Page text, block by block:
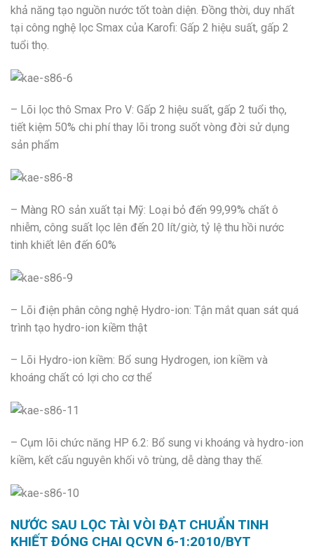
khả năng tạo nguồn nước tốt toàn diện. Đồng thời, duy nhất
tại công nghệ lọc Smax của Karofi: Gấp 2 hiệu suất, gấp 2
tuổi thọ.
– Lõi lọc thô Smax Pro V: Gấp 2 hiệu suất, gấp 2 tuổi thọ,
tiết kiệm 50% chi phí thay lõi trong suốt vòng đời sử dụng
sản phẩm
– Màng RO sản xuất tại Mỹ: Loại bỏ đến 99,99% chất ô
nhiễm, công suất lọc lên đến 20 lít/giờ, tỷ lệ thu hồi nước
tinh khiết lên đến 60%
– Lõi điện phân công nghệ Hydro-ion: Tận mắt quan sát quá
trình tạo hydro-ion kiềm thật
– Lõi Hydro-ion kiềm: Bổ sung Hydrogen, ion kiềm và
khoáng chất có lợi cho cơ thể
– Cụm lõi chức năng HP 6.2: Bổ sung vi khoáng và hydro-ion
kiềm, kết cấu nguyên khối vô trùng, dễ dàng thay thế.
NƯỚC SAU LỌC TÀI VÒI ĐẠT CHUẨN TINH
KHIẾT ĐÓNG CHAI QCVN 6-1:2010/BYT